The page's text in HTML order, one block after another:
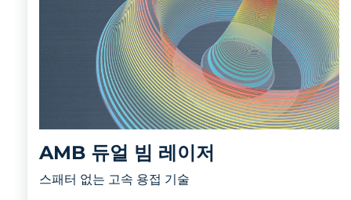
AMB 듀얼 빔 레이저
스패터 없는 고속 용접 기술